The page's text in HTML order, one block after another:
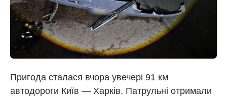
Пригода сталася вчора увечері 91 км
автодороги Київ — Харків. Патрульні отримали